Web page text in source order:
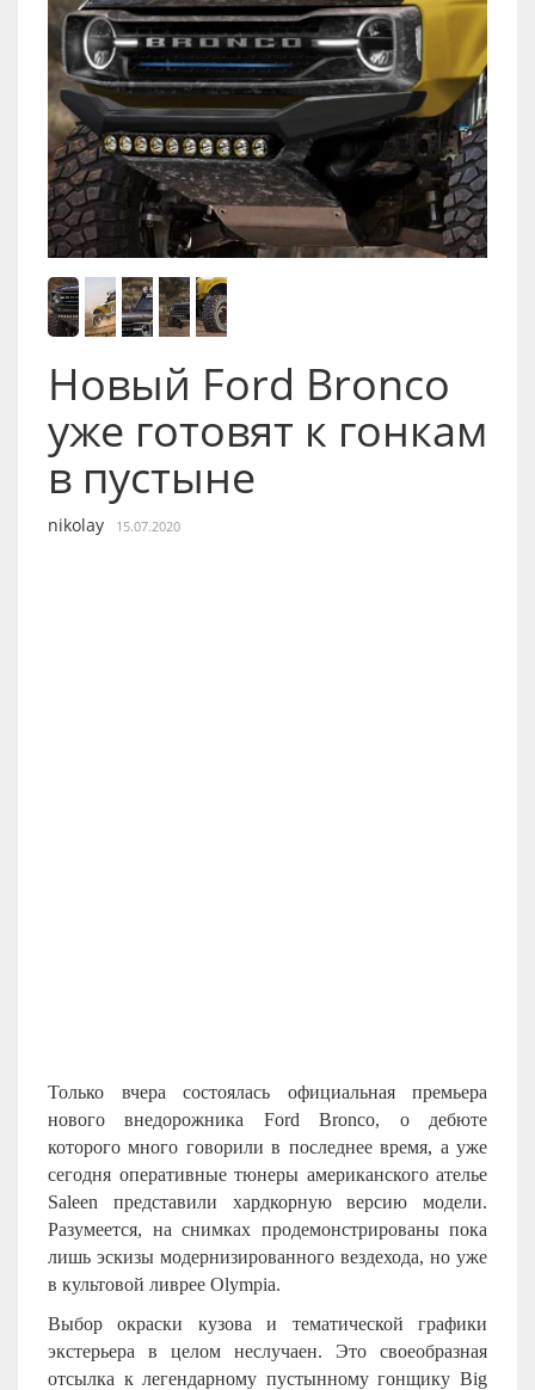
Новый Ford Bronco
уже готовят к гонкам
в пустыне
nikolay 15.07.2020
Только вчера состоялась официальная премьера
нового внедорожника Ford Bronco, о дебюте
которого много говорили в последнее время, а уже
сегодня оперативные тюнеры американского ателье
Saleen представили хардкорную версию модели.
Разумеется, на снимках продемонстрированы пока
лишь эскизы модернизированного вездехода, но уже
в культовой ливрее Olympia.
Выбор окраски кузова и тематической графики
экстерьера в целом неслучаен. Это своеобразная
отсылка к легендарному пустынному гонщику Big